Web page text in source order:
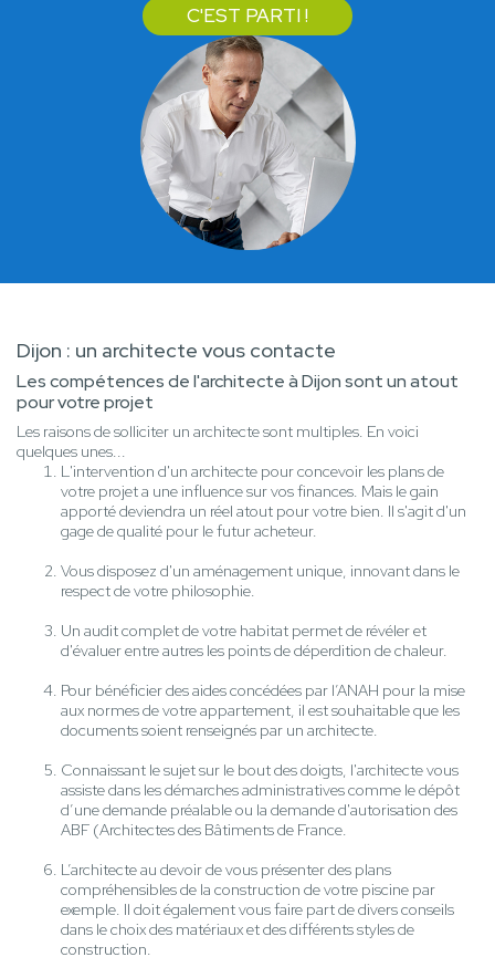
C'EST PARTI !
Dijon : un architecte vous contacte
Les compétences de l'architecte à Dijon sont un atout
pour votre projet
Les raisons de solliciter un architecte sont multiples. En voici
quelques unes...
L'intervention d'un architecte pour concevoir les plans de
votre projet a une influence sur vos finances. Mais le gain
apporté deviendra un réel atout pour votre bien. Il s'agit d'un
gage de qualité pour le futur acheteur.
Vous disposez d'un aménagement unique, innovant dans le
respect de votre philosophie.
Un audit complet de votre habitat permet de révéler et
d'évaluer entre autres les points de déperdition de chaleur.
Pour bénéficier des aides concédées par l’ANAH pour la mise
aux normes de votre appartement, il est souhaitable que les
documents soient renseignés par un architecte.
Connaissant le sujet sur le bout des doigts, l'architecte vous
assiste dans les démarches administratives comme le dépôt
d’une demande préalable ou la demande d'autorisation des
ABF (Architectes des Bâtiments de France.
L’architecte au devoir de vous présenter des plans
compréhensibles de la construction de votre piscine par
exemple. Il doit également vous faire part de divers conseils
dans le choix des matériaux et des différents styles de
construction.